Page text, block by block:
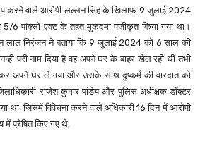
करने वाले आरोपी लल्लन सिंह के खिलाफ 9 जुलाई 2024
5/6 पॉक्सो एक्ट के तहत मुकदमा पंजीकृत किया गया था।
लाल निरंजन ने बताया कि 9 जुलाई 2024 को 6 साल की
परी नाम दिया है वह अपने घर के बाहर खेल रही थी तभी
अपने घर ले गया और उसके साथ दुष्कर्म की वारदात को
राजेश कुमार पांडेय और पुलिस अधीक्षक डॉक्टर
गया था, जिसमें विवेचना करने वाले अधिकारी 16 दिन में आरोपी
में प्रेषित किए गए थे,